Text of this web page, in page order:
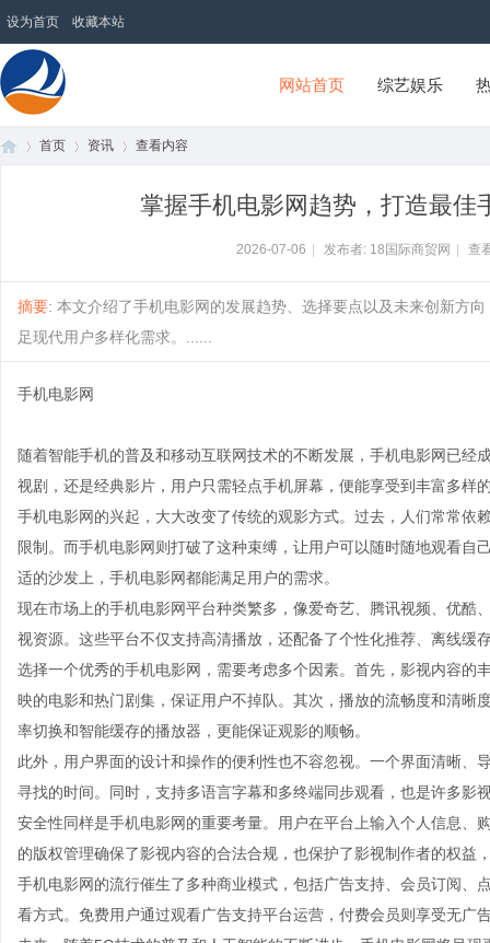
设为首页 收藏本站
18国际商贸网
网站首页 综艺娱乐
首页 资讯 查看内容
掌握手机电影网趋势，打造最佳
2026-07-06 发布者: 18国际商贸网 查
摘要: 本文介绍了手机电影网的发展趋势、选择要点以及未来创新方
足现代用户多样化需求。......
手机电影网
随着智能手机的普及和移动互联网技术的不断发展，手机电影网已
视剧，还是经典影片，用户只需轻点手机屏幕，便能享受到丰富多样
手机电影网的兴起，大大改变了传统的观影方式。过去，人们常常依
限制。而手机电影网则打破了这种束缚，让用户可以随时随地观看
适的沙发上，手机电影网都能满足用户的需求。
现在市场上的手机电影网平台种类繁多，像爱奇艺、腾讯视频、优
视资源。这些平台不仅支持高清播放，还配备了个性化推荐、离线缓
选择一个优秀的手机电影网，需要考虑多个因素。首先，影视内容的
映的电影和热门剧集，保证用户不掉队。其次，播放的流畅度和清晰
率切换和智能缓存的播放器，更能保证观影的顺畅。
此外，用户界面的设计和操作的便利性也不容忽视。一个界面清晰
寻找的时间。同时，支持多语言字幕和多终端同步观看，也是许多影
安全性同样是手机电影网的重要考量。用户在平台上输入个人信息、
的版权管理确保了影视内容的合法合规，也保护了影视制作者的权益
手机电影网的流行催生了多种商业模式，包括广告支持、会员订阅、
看方式。免费用户通过观看广告支持平台运营，付费会员则享受无广